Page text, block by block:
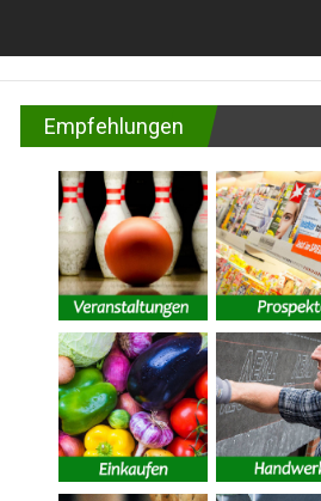
Empfehlungen